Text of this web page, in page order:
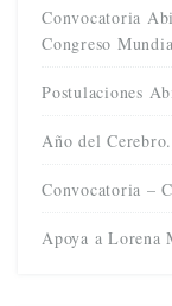
Convocatoria
Congreso
Postulaciones
Año del
Convocatoria –
Apoya a Lorena